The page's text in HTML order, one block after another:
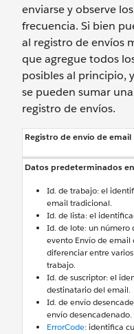
enviarse y observe
frecuencia. Si bien
al registro de envíos
que agregue todos
posibles al principio,
se pueden sumar
registro de envíos.
Registro de envío de email
Datos predeterminados
Id. de trabajo: el
email tradicional.
Id. de lista: el
Id. de lote: un número
evento Envío de email
diferenciar entre
trabajo.
Id. de suscriptor: el
destinatario del email.
Id. de envío
envío desencadenado.
ErrorCode: identifica